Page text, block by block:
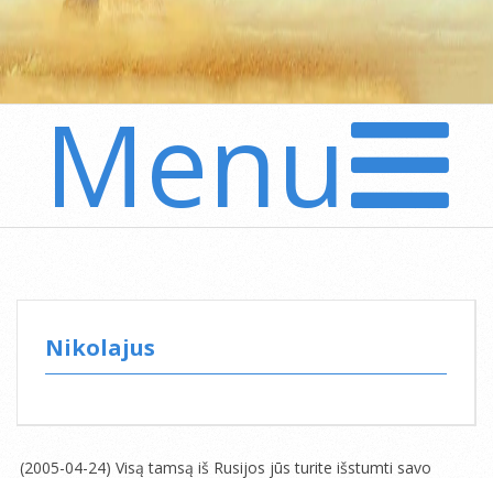
NavigationMenu
Nikolajus
(2005-04-24) Visą tamsą iš Rusijos jūs turite išstumti savo